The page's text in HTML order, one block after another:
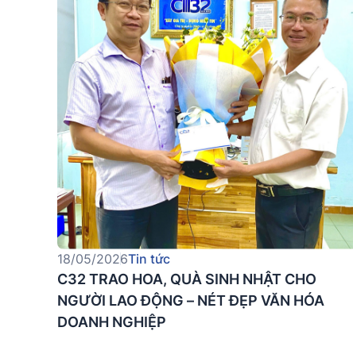
18/05/2026Tin tức
C32 TRAO HOA, QUÀ SINH NHẬT CHO
NGƯỜI LAO ĐỘNG – NÉT ĐẸP VĂN HÓA
DOANH NGHIỆP